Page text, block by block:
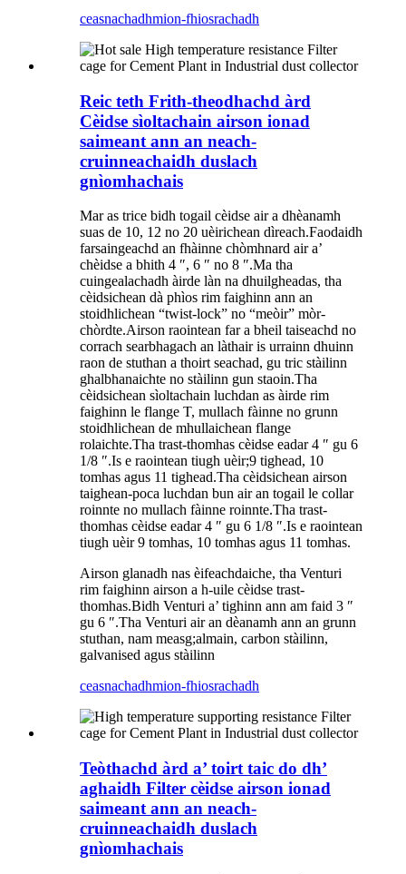
ceasnachadhmion-fhiosrachadh
Reic teth Frith-theodhachd àrd
Cèidse sìoltachain airson ionad
saimeant ann an neach-
cruinneachaidh duslach
gnìomhachais
Mar as trice bidh togail cèidse air a dhèanamh
suas de 10, 12 no 20 uèirichean dìreach.Faodaidh
farsaingeachd an fhàinne chòmhnard air a’
chèidse a bhith 4 ″, 6 ″ no 8 ″.Ma tha
cuingealachadh àirde làn na dhuilgheadas, tha
cèidsichean dà phìos rim faighinn ann an
stoidhlichean “twist-lock” no “meòir” mòr-
chòrdte.Airson raointean far a bheil taiseachd no
corrach searbhagach an làthair is urrainn dhuinn
raon de stuthan a thoirt seachad, gu tric stàilinn
ghalbhanaichte no stàilinn gun staoin.Tha
cèidsichean sìoltachain luchdan as àirde rim
faighinn le flange T, mullach fàinne no grunn
stoidhlichean de mhullaichean flange
rolaichte.Tha trast-thomhas cèidse eadar 4 ″ gu 6
1/8 ″.Is e raointean tiugh uèir;9 tighead, 10
tomhas agus 11 tighead.Tha cèidsichean airson
taighean-poca luchdan bun air an togail le collar
roinnte no mullach fàinne roinnte.Tha trast-
thomhas cèidse eadar 4 ″ gu 6 1/8 ″.Is e raointean
tiugh uèir 9 tomhas, 10 tomhas agus 11 tomhas.
Airson glanadh nas èifeachdaiche, tha Venturi
rim faighinn airson a h-uile cèidse trast-
thomhas.Bidh Venturi a’ tighinn ann am faid 3 ″
gu 6 ″.Tha Venturi air an dèanamh ann an grunn
stuthan, nam measg;almain, carbon stàilinn,
galvanised agus stàilinn
ceasnachadhmion-fhiosrachadh
Teòthachd àrd a’ toirt taic do dh’
aghaidh Filter cèidse airson ionad
saimeant ann an neach-
cruinneachaidh duslach
gnìomhachais